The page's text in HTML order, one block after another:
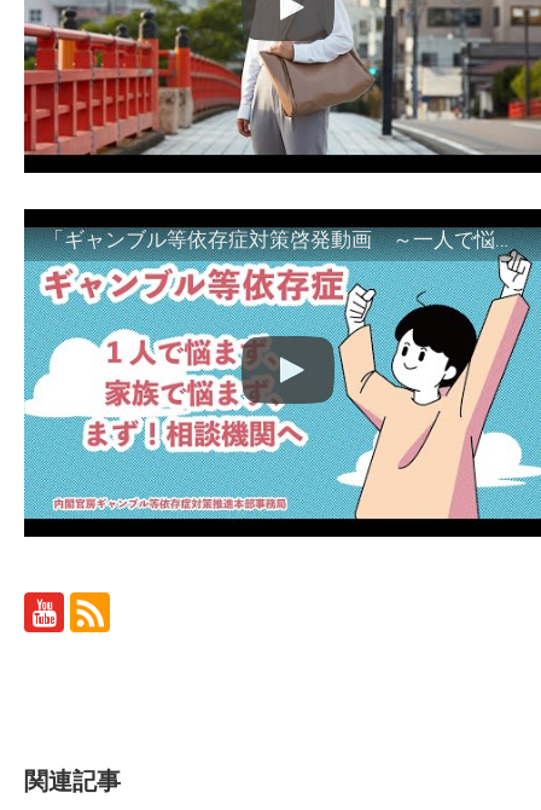
「ギャンブル等依存症対策啓発動画 ～一人で悩まず、家族で悩まず、まず！相談機関へ～」
関連記事